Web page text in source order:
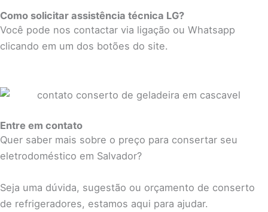
Como solicitar assistência técnica LG?
Você pode nos contactar via ligação ou Whatsapp
clicando em um dos botões do site.
Entre em contato
Quer saber mais sobre o preço para consertar seu
eletrodoméstico em Salvador?
Seja uma dúvida, sugestão ou orçamento de conserto
de refrigeradores, estamos aqui para ajudar.